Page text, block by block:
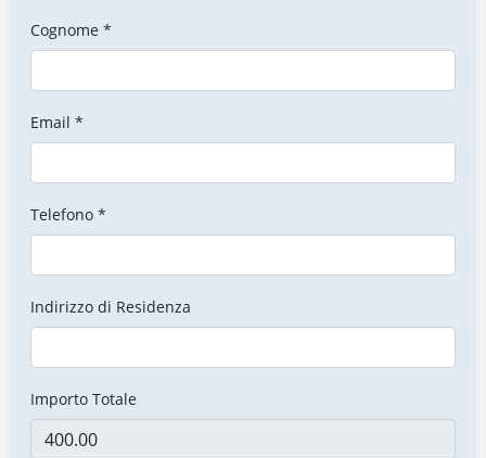
Cognome *
Email *
Telefono *
Indirizzo di Residenza
Importo Totale